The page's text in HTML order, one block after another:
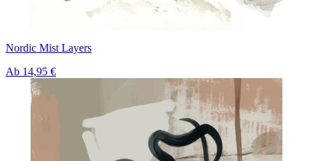
Nordic Mist Layers
Ab 14,95 €